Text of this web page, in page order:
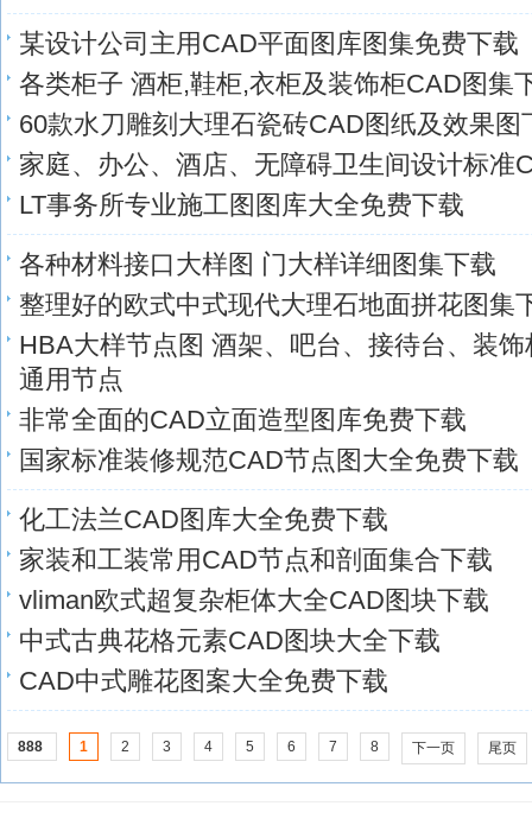
某设计公司主用CAD平面图库图集免费下载
各类柜子 酒柜,鞋柜,衣柜及装饰柜CAD图集
60款水刀雕刻大理石瓷砖CAD图纸及效果图
家庭、办公、酒店、无障碍卫生间设计标准
LT事务所专业施工图图库大全免费下载
各种材料接口大样图 门大样详细图集下载
整理好的欧式中式现代大理石地面拼花图集
HBA大样节点图 酒架、吧台、接待台、装
通用节点
非常全面的CAD立面造型图库免费下载
国家标准装修规范CAD节点图大全免费下载
化工法兰CAD图库大全免费下载
家装和工装常用CAD节点和剖面集合下载
vliman欧式超复杂柜体大全CAD图块下载
中式古典花格元素CAD图块大全下载
CAD中式雕花图案大全免费下载
888 1 2 3 4 5 6 7 8 下一页 尾页